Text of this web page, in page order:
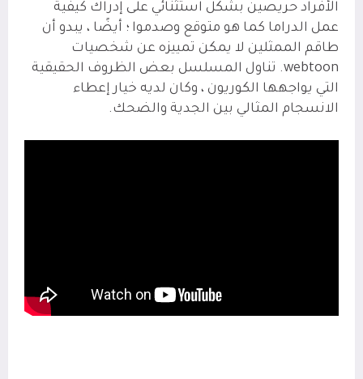
الأفراد حريصين بشكل استثنائي على إدراك كيفية
عمل الدراما كما هو متوقع وصدموا ؛ أيضًا ، يبدو أن
طاقم الممثلين لا يمكن تمييزه عن شخصيات
webtoon. تناول المسلسل بعض الظروف الحقيقية
التي يواجهها الكوريون ، وكان لديه خيار إعطاء
الانسجام المثالي بين الجدية والضحك.